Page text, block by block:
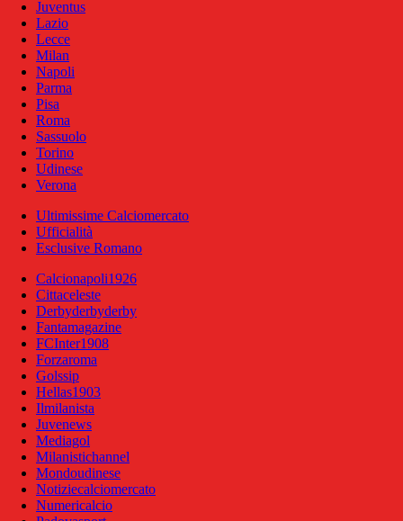
Juventus
Lazio
Lecce
Milan
Napoli
Parma
Pisa
Roma
Sassuolo
Torino
Udinese
Verona
Ultimissime Calciomercato
Ufficialità
Esclusive Romano
Calcionapoli1926
Cittaceleste
Derbyderbyderby
Fantamagazine
FCInter1908
Forzaroma
Golssip
Hellas1903
Ilmilanista
Juvenews
Mediagol
Milanistichannel
Mondoudinese
Notiziecalciomercato
Numericalcio